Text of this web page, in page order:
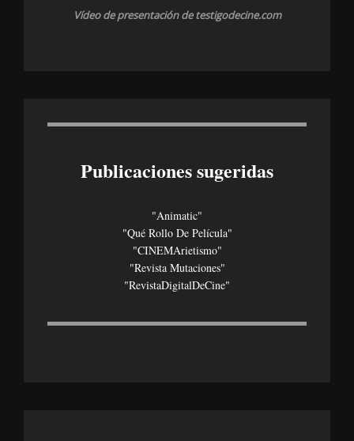
Vídeo de presentación de testigodecine.com
Publicaciones sugeridas
"Animatic"
"Qué Rollo De Película"
"CINEMArietismo"
"Revista Mutaciones"
"revistaDigitalDeCine"